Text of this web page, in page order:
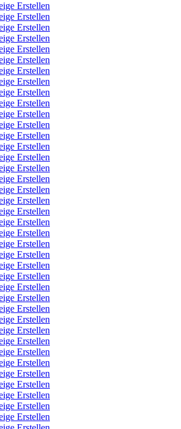
Erstellen
Erstellen
Erstellen
Erstellen
Erstellen
Erstellen
Erstellen
Erstellen
Erstellen
Erstellen
Erstellen
Erstellen
Erstellen
Erstellen
Erstellen
Erstellen
Erstellen
Erstellen
Erstellen
Erstellen
Erstellen
Erstellen
Erstellen
Erstellen
Erstellen
Erstellen
Erstellen
Erstellen
Erstellen
Erstellen
Erstellen
Erstellen
Erstellen
Erstellen
Erstellen
Erstellen
Erstellen
Erstellen
Erstellen